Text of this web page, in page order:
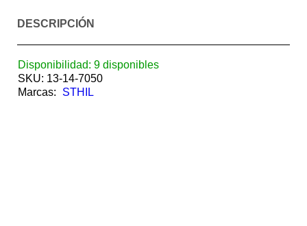
DESCRIPCIÓN
Disponibilidad: 9 disponibles
SKU: 13-14-7050
Marcas:
STHIL